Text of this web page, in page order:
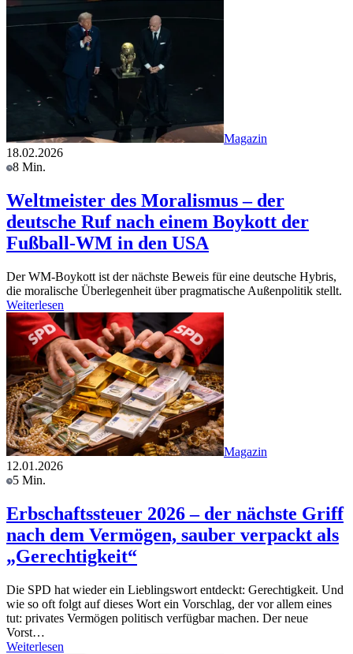
Magazin
18.02.2026
8 Min.
Weltmeister des Moralismus – der
deutsche Ruf nach einem Boykott der
Fußball-WM in den USA
Der WM-Boykott ist der nächste Beweis für eine deutsche Hybris,
die moralische Überlegenheit über pragmatische Außenpolitik stellt.
Weiterlesen
Magazin
12.01.2026
5 Min.
Erbschaftssteuer 2026 – der nächste Griff
nach dem Vermögen, sauber verpackt als
„Gerechtigkeit“
Die SPD hat wieder ein Lieblingswort entdeckt: Gerechtigkeit. Und
wie so oft folgt auf dieses Wort ein Vorschlag, der vor allem eines
tut: privates Vermögen politisch verfügbar machen. Der neue
Vorst…
Weiterlesen